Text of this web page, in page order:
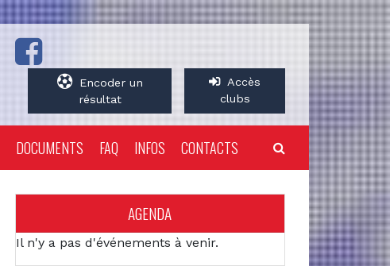
Encoder un
résultat
Accès
clubs
DOCUMENTS FAQ INFOS CONTACTS
AGENDA
Il n'y a pas d'événements à venir.